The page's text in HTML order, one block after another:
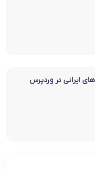
ایرانی در وردپرس